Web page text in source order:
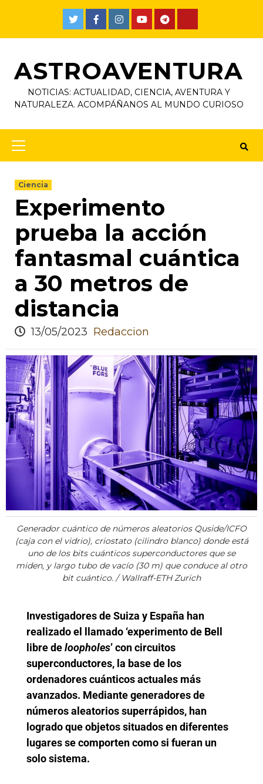
ASTROAVENTURA
NOTICIAS: ACTUALIDAD, CIENCIA, AVENTURA Y
NATURALEZA. ACOMPÁÑANOS AL MUNDO CURIOSO
Ciencia
Experimento
prueba la acción
fantasmal cuántica
a 30 metros de
distancia
13/05/2023 Redaccion
Generador cuántico de números aleatorios Quside/ICFO
(caja con el vidrio), criostato (cilindro blanco) donde está
uno de los bits cuánticos superconductores que se
miden, y largo tubo de vacío (30 m) que conduce al otro
bit cuántico. / Wallraff-ETH Zurich
Investigadores de Suiza y España han
realizado el llamado ‘experimento de Bell
libre deloopholes’ con circuitos
superconductores, la base de los
ordenadores cuánticos actuales más
avanzados. Mediante generadores de
números aleatorios superrápidos, han
logrado que objetos situados en diferentes
lugares se comporten como si fueran un
solo sistema.